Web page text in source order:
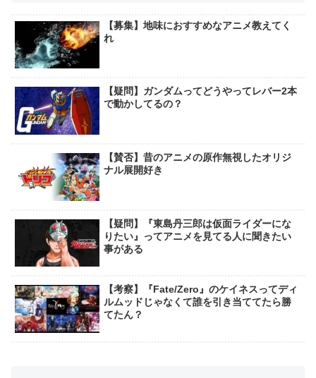
【募集】地味におすすめなアニメ教えてく
れ
【疑問】ガンダムってどうやってレバー2本
で動かしてるの？
【賛否】昔のアニメの原作無視したオリジ
ナル展開好き
【疑問】『東島丹三郎は仮面ライダーにな
りたい』ってアニメを見てる人に聞きたい
事がある
【考察】『Fate/Zero』のケイネスってディ
ルムッドじゃなくて誰を引き当ててたら勝
てたん？